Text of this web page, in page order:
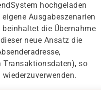
hochgeladen
Ausgabeszenarien
die Übernahme
neue Ansatz die
Transaktionsdaten), so